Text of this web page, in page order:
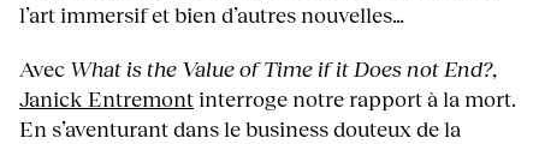
l’art immersif et bien d’autres nouvelles…
Avec What is the Value of Time if it Does not End?,
Janick Entremontinterroge notre rapport à la mort.
En s’aventurant dans le business douteux de la